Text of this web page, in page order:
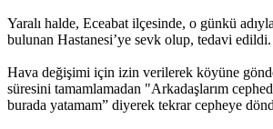
Yaralı halde, Eceabat ilçesinde, o günkü
bulunan Hastanesi’ye sevk olup, tedavi edildi.
Hava değişimi için izin verilerek köyüne
süresini tamamlamadan "Arkadaşlarım
burada yatamam” diyerek tekrar cepheye